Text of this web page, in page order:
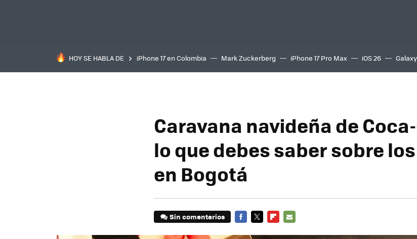
HOY SE HABLA DE iPhone 17 en Colombia Mark Zuckerberg iPhone 17 Pro Max iOS 26
inteligente
IA TCL C8K
Caravana navideña de
lo que debes saber sobre
en Bogotá
Sin comentarios